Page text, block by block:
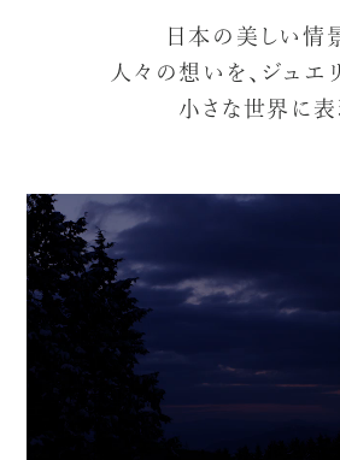
日本の美しい情
人々の想いを、ジュエ
小さな世界に表